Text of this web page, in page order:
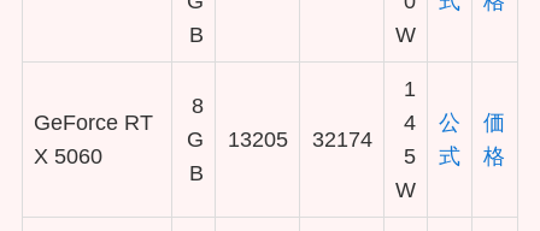
B
W
GeForce RT
X 5060
8
G
B
13205 32174
1
4
5
W
公
式
価
格